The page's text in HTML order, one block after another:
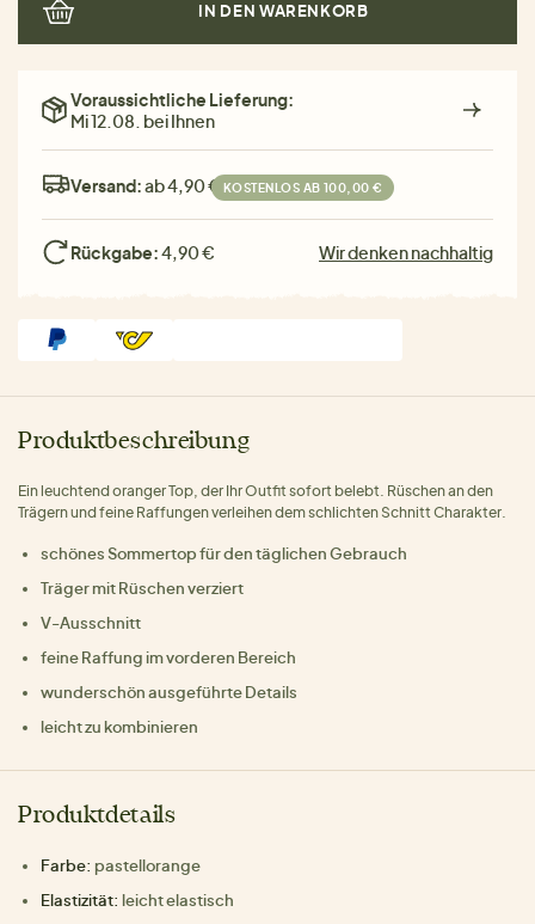
IN DEN WARENKORB
Voraussichtliche Lieferung:
Mi 12.08. bei Ihnen
Versand:ab 4,90 € KOSTENLOS AB 100,00 €
Rückgabe:4,90 € Wir denken nachhaltig
Produktbeschreibung
Ein leuchtend oranger Top, der Ihr Outfit sofort belebt. Rüschen an den
Trägern und feine Raffungen verleihen dem schlichten Schnitt Charakter.
schönes Sommertop für den täglichen Gebrauch
Träger mit Rüschen verziert
V-Ausschnitt
feine Raffung im vorderen Bereich
wunderschön ausgeführte Details
leicht zu kombinieren
Produktdetails
Farbe: pastellorange
Elastizität: leicht elastisch